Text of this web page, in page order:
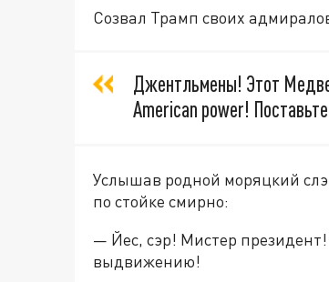
Созвал Трамп своих
Джентльмены! Этот
American power!
Услышав родной моряцкий
по стойке смирно:
— Йес, сэр! Мистер
выдвижению!